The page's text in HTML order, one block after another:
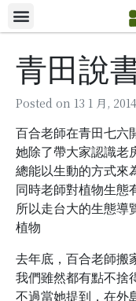
青田說
Posted on 13 1 月, 2014
百合老師在青田七六
她除了帶大家認識老
總能以生動的方式來
同時老師對植物生態
所以走台大的生態導
植物
去年底，百合老師搬
我們雖然都有點不捨
不過當她提到，在外